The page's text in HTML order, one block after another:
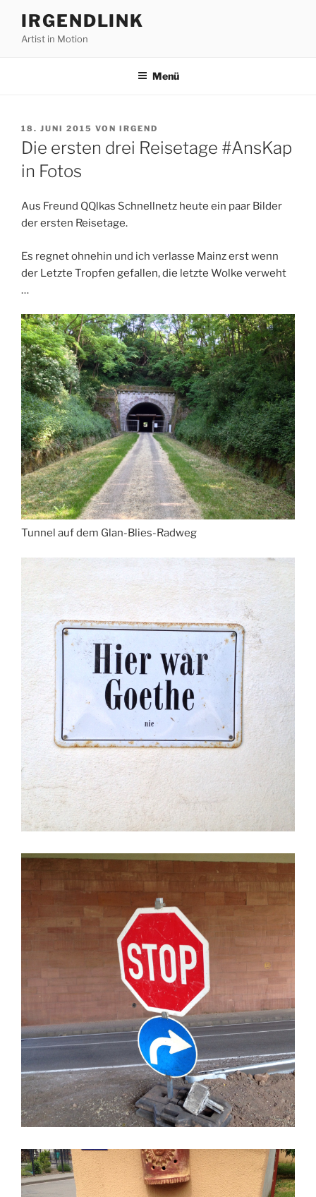
Inhalt
springen
IRGENDLINK
Artist in Motion
Menü
VERÖFFENTLICHT
AM
18. JUNI 2015 VON IRGEND
Die ersten drei Reisetage #AnsKap
in Fotos
Aus Freund QQlkas Schnellnetz heute ein paar Bilder
der ersten Reisetage.
Es regnet ohnehin und ich verlasse Mainz erst wenn
der Letzte Tropfen gefallen, die letzte Wolke verweht
…
Tunnel auf dem Glan-Blies-Radweg